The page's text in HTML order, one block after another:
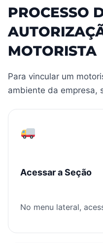
PROCESSO
MOTORISTA
Para vincular um
ambiente da empresa,
Acessar a Seção
No menu lateral,